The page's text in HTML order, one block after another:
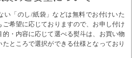
い「のし/紙袋」などは無料でお付けいた
ご希望に応じておりますので、お申し付け
的・内容に応じて選べる熨斗は、お買い物
ところで選択ができる仕様となっており